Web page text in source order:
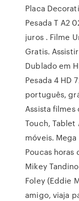
Placa
Pesada T A2
juros . Filme
Gratis.
Dublado em
Pesada 4 HD
português,
Assista filmes
Touch,
móveis.
Poucas
Mikey
Foley (Eddie
amigo, viaja